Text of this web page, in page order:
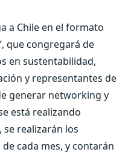
a Chile en el formato
que congregará de
en sustentabilidad,
y representantes de
generar networking y
está realizando
realizarán los
cada mes, y contarán